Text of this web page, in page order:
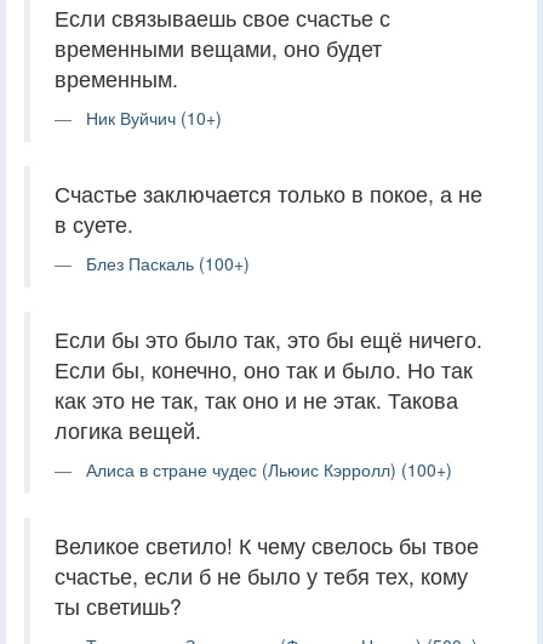
Если связываешь свое счастье с
временными вещами, оно будет
временным.
Ник Вуйчич (10+)
Счастье заключается только в покое, а не
в суете.
Блез Паскаль (100+)
Если бы это было так, это бы ещё ничего.
Если бы, конечно, оно так и было. Но так
как это не так, так оно и не этак. Такова
логика вещей.
Алиса в стране чудес (Льюис Кэрролл) (100+)
Великое светило! К чему свелось бы твое
счастье, если б не было у тебя тех, кому
ты светишь?